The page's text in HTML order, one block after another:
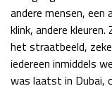
andere mensen, een
klink, andere
het straatbeeld,
iedereen inmiddels
was laatst in Dubai,